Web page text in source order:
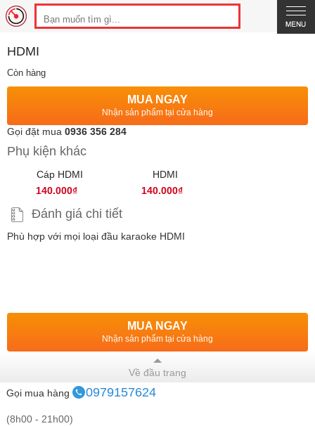
HDMI
Còn hàng
MUA NGAY
Nhận sản phẩm tại cửa hàng
Gọi đặt mua 0936 356 284
Phụ kiện khác
Cáp HDMI
140.000₫
HDMI
140.000₫
Đánh giá chi tiết
Phù hợp với mọi loại đầu karaoke HDMI
MUA NGAY
Nhận sản phẩm tại cửa hàng
Về đầu trang
Gọi mua hàng
0979157624
(8h00 - 21h00)